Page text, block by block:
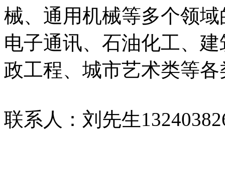
械、通用机械等多个领
电子通讯、石油化工、
政工程、城市艺术类等
联系人：刘先生